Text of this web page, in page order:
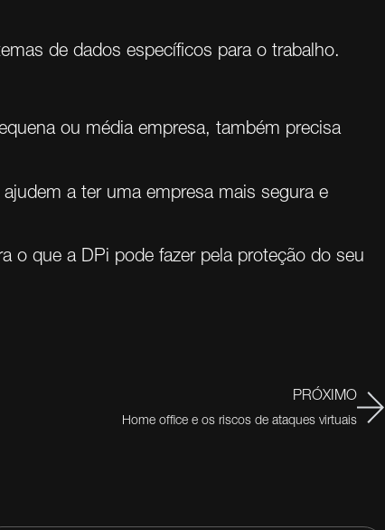
de dados específicos para o trabalho.
ou média empresa, também precisa
a ter uma empresa mais segura e
o que a DPi pode fazer pela proteção do seu
PRÓXIMO
Home office e os riscos de ataques virtuais